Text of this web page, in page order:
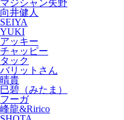
マジシャン矢野
向井健人
SEIYA
YUKI
アッキー
チャッピー
タック
バリットさん
晴貴
巳碧（みたま）
フーガ
峰龍&Ririco